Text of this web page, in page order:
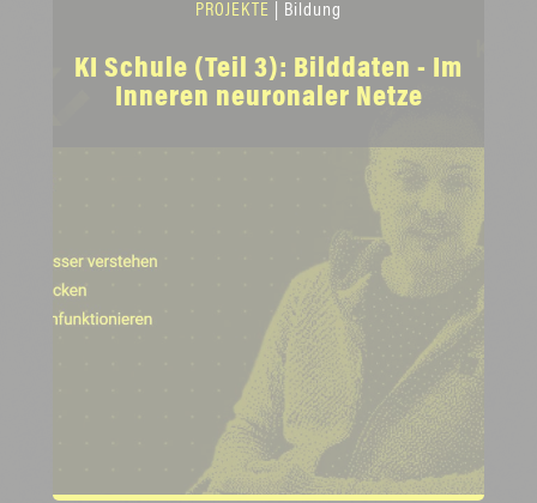
PROJEKTE | Bildung
KI Schule (Teil 3): Bilddaten - Im
Inneren neuronaler Netze